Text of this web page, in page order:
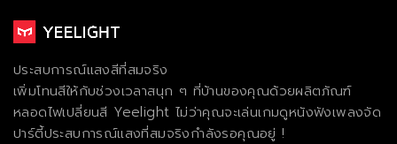
ประสบการณ์แสงสีที่สมจริง
เพิ่มโทนสีให้กับช่วงเวลาสนุก ๆ ที่บ้านของคุณด้วยผลิตภัณฑ์
หลอดไฟเปลี่ยนสี Yeelight ไม่ว่าคุณจะเล่นเกมดูหนังฟังเพลงจัด
ปาร์ตี้ประสบการณ์แสงที่สมจริงกําลังรอคุณอยู่ !